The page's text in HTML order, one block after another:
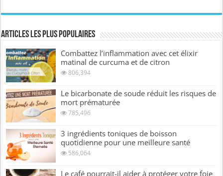
Articles les plus Populaires
Combattez l’inflammation avec cet élixir
matinal de curcuma et de citron
806,394
Le bicarbonate de soude réduit les risques de
mort prématurée
785,496
3 ingrédients toniques de boisson
quotidienne pour une meilleure santé
586,064
Le café pourrait-il aider à protéger votre foie